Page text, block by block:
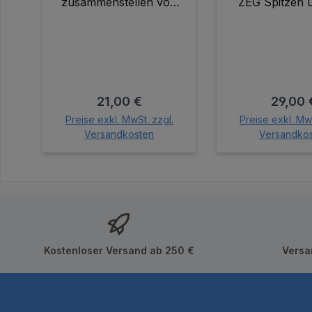
Regulärer Preis:
21,00 €
Preise exkl. MwSt. zzgl.
Versandkosten
29,00
Preise exkl.
Kostenloser Versand ab 250 €